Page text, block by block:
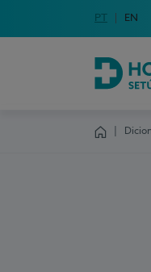
Escolha o
Idioma em
PT EN
Hospital